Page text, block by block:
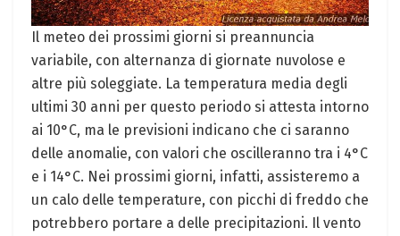
Il meteo dei prossimi giorni si preannuncia
variabile, con alternanza di giornate nuvolose e
altre più soleggiate. La temperatura media degli
ultimi 30 anni per questo periodo si attesta intorno
ai 10°C, ma le previsioni indicano che ci saranno
delle anomalie, con valori che oscilleranno tra i 4°C
e i 14°C. Nei prossimi giorni, infatti, assisteremo a
un calo delle temperature, con picchi di freddo che
potrebbero portare a delle precipitazioni. Il vento